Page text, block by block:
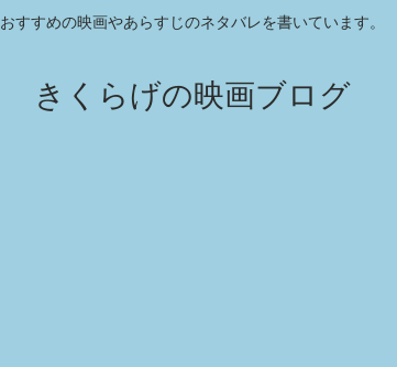
おすすめの映画やあらすじのネタバレを書いています。
きくらげの映画ブログ